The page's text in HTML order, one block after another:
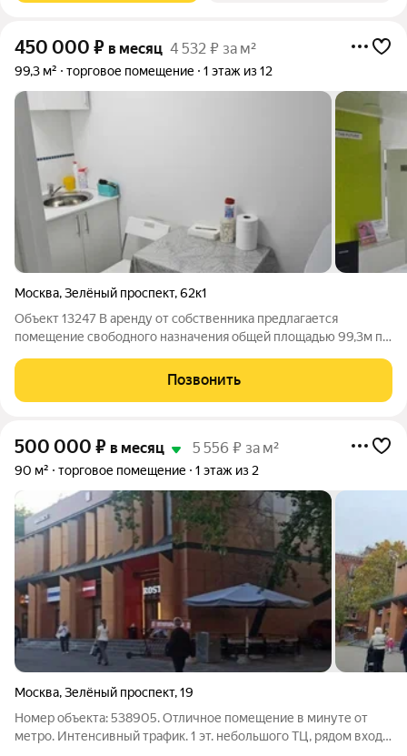
450 000 ₽ в месяц 4 532 ₽ за м²
99,3 м² торговое помещение 1 этаж из 12
Москва,Зелёный проспект,62к1
Объект 13247 В аренду от собственника предлагается
помещение свободного назначения общей площадью 99,3м по
все коммуникации в пpямой видимости от выхода из мeтpo
Новoгиpeевo отдельный вход,
Позвонить
500 000 ₽ в месяц 5 556 ₽ за м²
90 м² торговое помещение 1 этаж из 2
Москва,Зелёный проспект,19
Номер объекта: 538905. Отличное помещение в минуте от
метро. Интенсивный трафик. 1 эт. небольшого ТЦ, рядом вход